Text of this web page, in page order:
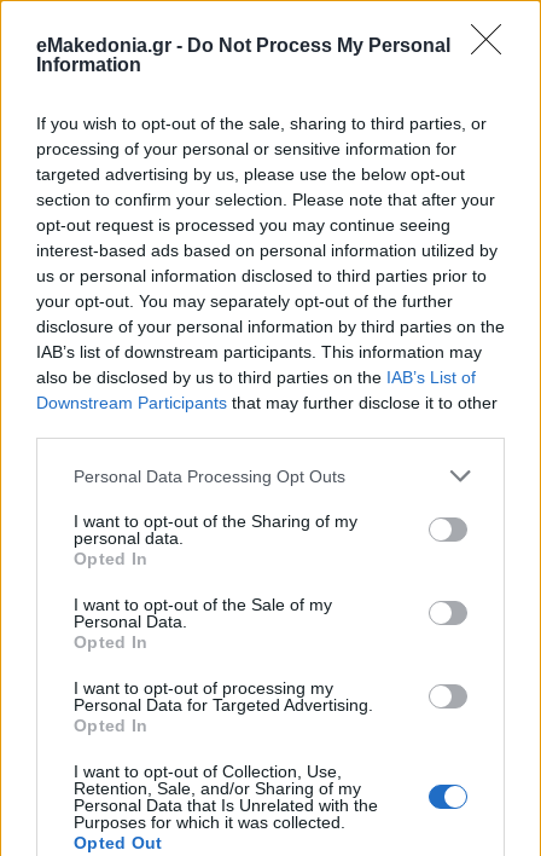
eMakedonia.gr - Do Not Process My Personal
Information
If you wish to opt-out of the sale, sharing to third parties, or
processing of your personal or sensitive information for
targeted advertising by us, please use the below opt-out
section to confirm your selection. Please note that after your
opt-out request is processed you may continue seeing
interest-based ads based on personal information utilized by
us or personal information disclosed to third parties prior to
your opt-out. You may separately opt-out of the further
disclosure of your personal information by third parties on the
IAB’s list of downstream participants. This information may
also be disclosed by us to third parties on the IAB’s List of
Downstream Participants that may further disclose it to other
Please note that this website/app uses one or more Google
not limited to your visit or usage behaviour. You may click to
grant or deny consent to Google and its third-party tags to
use your data for below specified purposes in below Google
consent section.
Personal Data Processing Opt Outs
I want to opt-out of the Sharing of my
personal data.
Opted In
I want to opt-out of the Sale of my
Personal Data.
Opted In
I want to opt-out of processing my
Personal Data for Targeted Advertising.
Opted In
I want to opt-out of Collection, Use,
Retention, Sale, and/or Sharing of my
Personal Data that Is Unrelated with the
Purposes for which it was collected.
Opted Out
Ερωτηθείς για τα σενάρια δημιουργίας κόμματος από τη
τονίζοντας ότι «Δημοκρατία έχουμε» και ότι οι πολίτες θα
κρίνουν όλα τα πολιτικά σχήματα και τα πρόσωπα. Ωστόσο,
έκανε λόγο για πολιτικές λογικές που «μας γυρίζουν 200
χρόνια πίσω», κατηγορώντας τα προσωποπαγή κόμματα ότι
προτείνουν «όπισθεν» τη στιγμή που η κοινωνία ζητά
επιτάχυνση μεταρρυθμίσεων.
Τέλος, αναφερόμενος στην επιστροφή των συστημάτων
Patriot από την Κάρπαθο και το Διδυμότειχο, ο
κυβερνητικός εκπρόσωπος απέρριψε τα σενάρια περί
υποχωρητικότητας έναντι της Τουρκίας. Απαντώντας σε
σχετική ερώτηση, τόνισε ότι η απόφαση είχε αμιγώς
επιχειρησιακά χαρακτηριστικά και ελήφθη μετά από
εισήγηση του υπουργείου Άμυνας και του ΓΕΕΘΑ.
Παράλληλα, υποστήριξε ότι η χώρα έχει πραγματοποιήσει
διακυβέρνησης Μητσοτάκη.
Κάνε κλικ και δες περισσότεροemakedonia.grστην
αναζήτηση της
ΠΟΛΙΤΙΚΗ Παύλος Μαρινάκης Νέα Δημοκρατία
ΠΑΣΟΚ - Κίνημα Αλλαγής Αλέξης Τσίπρας